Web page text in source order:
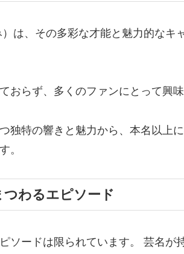
は、その多彩な才能と魅力的なキ
おらず、多くのファンにとって興
独特の響きと魅力から、本名以上
。
つわるエピソード
ソードは限られています。 芸名が